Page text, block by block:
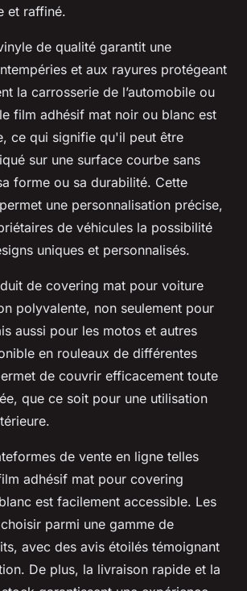
et raffiné.
de qualité garantit une
et aux rayures protégeant
la carrosserie de l’automobile ou
film adhésif mat noir ou blanc est
ce qui signifie qu'il peut être
sur une surface courbe sans
forme ou sa durabilité. Cette
une personnalisation précise,
de véhicules la possibilité
uniques et personnalisés.
de covering mat pour voiture
polyvalente, non seulement pour
aussi pour les motos et autres
en rouleaux de différentes
de couvrir efficacement toute
que ce soit pour une utilisation
de vente en ligne telles
adhésif mat pour covering
est facilement accessible. Les
parmi une gamme de
avec des avis étoilés témoignant
De plus, la livraison rapide et la